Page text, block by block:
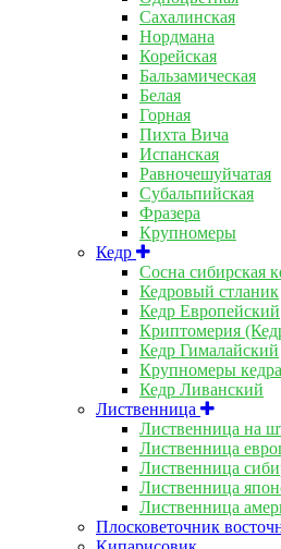
Сахалинская
Нордмана
Корейская
Бальзамическая
Белая
Горная
Пихта Вича
Испанская
Равночешуйчатая
Субальпийская
Фразера
Крупномеры
Кедр
Сосна сибирская
Кедровый стланик
Кедр Европейский
Криптомерия
Кедр Гималайский
Крупномеры кедра
Кедр Ливанский
Лиственница
Лиственница на
Лиственница
Лиственница
Лиственница
Лиственница
Плосковеточник